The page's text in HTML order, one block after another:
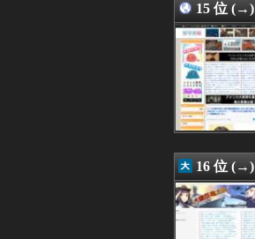
15 位 (→)
16 位 (→)